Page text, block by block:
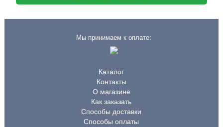
Мы принимаем к оплате:
Каталог
Контакты
О магазине
Как заказать
Способы доставки
Способы оплаты